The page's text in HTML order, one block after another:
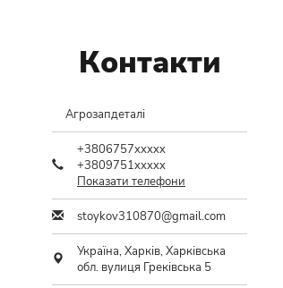
Контакти
Агрозапдеталі
+3806757xxxxx
+3809751xxxxx
Показати телефони
stoykov310870@gmail.com
Україна,Харків,Харківська
обл. вулиця Греківська 5